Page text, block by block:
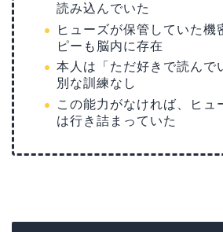
読み込んでいた
ヒューズが保管していた機
ピーも脳内に存在
本人は「ただ好きで読んで
別な訓練なし
この能力がなければ、ヒュ
は行き詰まっていた